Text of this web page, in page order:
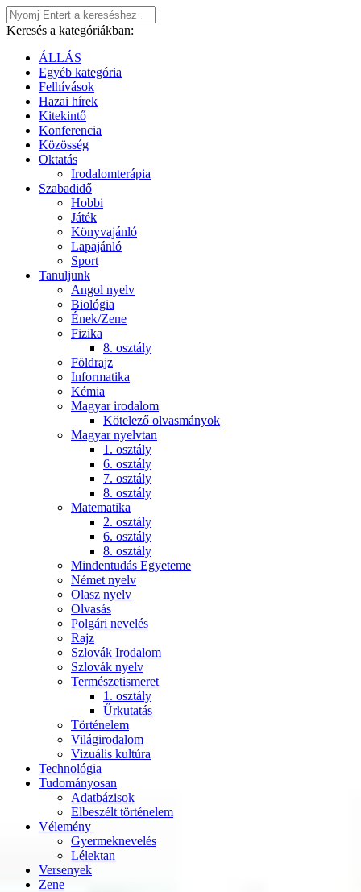
Keresés a kategóriákban:
ÁLLÁS
Egyéb kategória
Felhívások
Hazai hírek
Kitekintő
Konferencia
Közösség
Oktatás
Irodalomterápia
Szabadidő
Hobbi
Játék
Könyvajánló
Lapajánló
Sport
Tanuljunk
Angol nyelv
Biológia
Ének/Zene
Fizika
8. osztály
Földrajz
Informatika
Kémia
Magyar irodalom
Kötelező olvasmányok
Magyar nyelvtan
1. osztály
6. osztály
7. osztály
8. osztály
Matematika
2. osztály
6. osztály
8. osztály
Mindentudás Egyeteme
Német nyelv
Olasz nyelv
Olvasás
Polgári nevelés
Rajz
Szlovák Irodalom
Szlovák nyelv
Természetismeret
1. osztály
Űrkutatás
Történelem
Világirodalom
Vizuális kultúra
Technológia
Tudományosan
Adatbázisok
Elbeszélt történelem
Vélemény
Gyermeknevelés
Lélektan
Versenyek
Zene